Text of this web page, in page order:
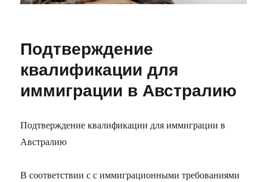
Подтверждение
квалификации для
иммиграции в Австралию
Подтверждение квалификации для иммиграции в
Австралию
В соответствии с с иммиграционными требованиями